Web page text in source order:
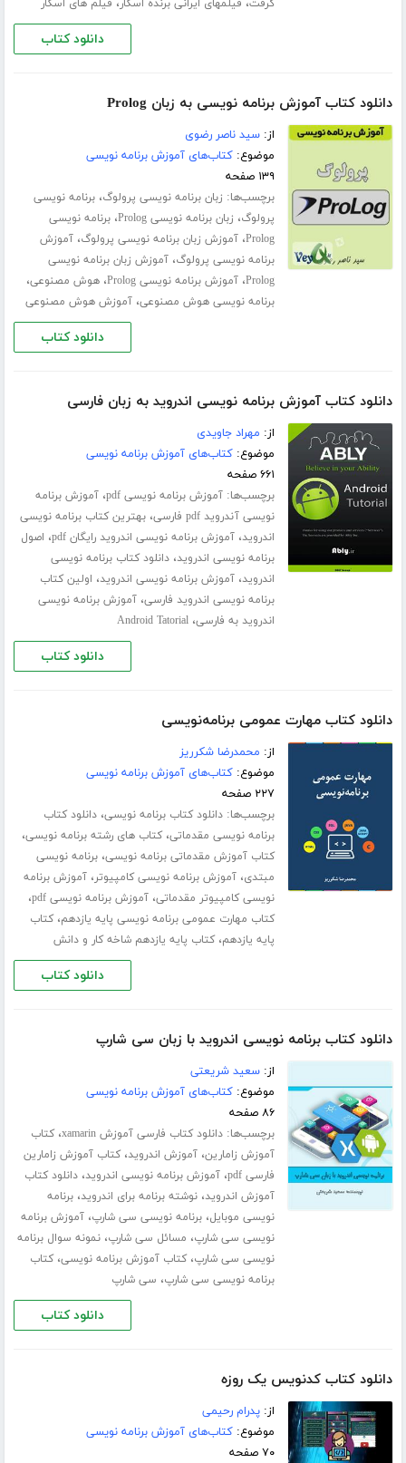
گرفت، فیلمهای ایرانی برنده اسکار، فیلم های اسکار
دانلود کتاب
دانلود کتاب آموزش برنامه نویسی به زبان Prolog
از:سید ناصر رضوی
موضوع:کتاب‌های آموزش برنامه نویسی
۱۳۹ صفحه
برچسب‌ها: زبان برنامه نویسی پرولوگ،برنامه نویسی
پرولوگ، زبان برنامه نویسی Prolog ،برنامه نویسی
Prolog،آموزش زبان برنامه نویسی پرولوگ،آموزش
برنامه نویسی پرولوگ،آموزش زبان برنامه نویسی
Prolog،آموزش برنامه نویسی Prolog ،هوش مصنوعی،
برنامه نویسی هوش مصنوعی،آموزش هوش مصنوعی
دانلود کتاب
دانلود کتاب آموزش برنامه نویسی اندروید به زبان فارسی
از: مهراد جاویدی
موضوع:کتاب‌های آموزش برنامه نویسی
۶۶۱ صفحه
برچسب‌ها:آموزش برنامه نویسی pdf ،آموزش برنامه
نویسی آندروید pdf فارسی
،بهترین کتاب برنامه نویسی
اندروید،آموزش برنامه نویسی اندروید رایگان pdf ، اصول
برنامه نویسی اندروید،دانلود کتاب برنامه نویسی
اندروید،آموزش برنامه نویسی اندروید، اولین کتاب
برنامه نویسی اندروید فارسی،آموزش برنامه نویسی
اندروید به فارسی،Android Tatorial
دانلود کتاب
دانلود کتاب مهارت عمومی برنامه‌نویسی
از: محمدرضا شکرریز
موضوع:کتاب‌های آموزش برنامه نویسی
۲۲۷ صفحه
برچسب‌ها:دانلود کتاب برنامه نویسی،دانلود کتاب
برنامه نویسی مقدماتی،کتاب های رشته برنامه نویسی،
کتاب آموزش مقدماتی برنامه نویسی،برنامه نویسی
مبتدی،آموزش برنامه نویسی کامپیوتر،آموزش برنامه
نویسی کامپیوتر مقدماتی،آموزش برنامه نویسی pdf ،
کتاب مهارت عمومی برنامه نویسی پایه یازدهم،کتاب
پایه یازدهم،کتاب پایه یازدهم شاخه کار و دانش
دانلود کتاب
دانلود کتاب برنامه نویسی اندروید با زبان سی شارپ
از:سعید شریعتی
موضوع:کتاب‌های آموزش برنامه نویسی
۸۶ صفحه
برچسب‌ها:دانلود کتاب فارسی آموزش xamarin ،کتاب
آموزش زامارین،آموزش اندروید،کتاب آموزش زامارین
فارسی pdf
،آموزش برنامه نویسی اندروید،دانلود کتاب
آموزش اندروید،نوشته برنامه برای اندروید،برنامه
نویسی موبایل،برنامه نویسی سی شارپ،آموزش برنامه
نویسی سی شارپ، مسائل سی شارپ،نمونه سوال برنامه
نویسی سی شارپ،کتاب آموزش برنامه نویسی،کتاب
برنامه نویسی سی شارپ، سی شارپ
دانلود کتاب
دانلود کتاب کدنویس یک روزه
از:پدرام رحیمی
موضوع:کتاب‌های آموزش برنامه نویسی
۷۰ صفحه